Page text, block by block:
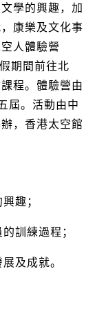
學的興趣，加
康樂及文化事
人體驗營
期間前往北
程。體驗營由
屆。活動由中
，香港太空館
趣；
訓練過程；
及成就。